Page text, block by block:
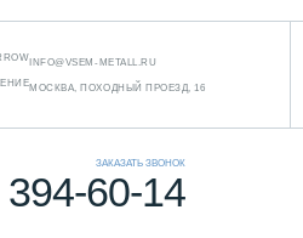
INFO@VSEM-METALL.RU
МОСКВА, ПОХОДНЫЙ ПРОЕЗД, 16
ЗАКАЗАТЬ ЗВОНОК
60-14